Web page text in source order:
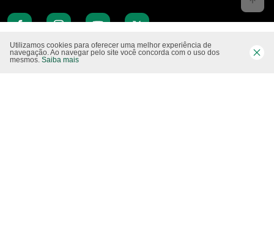
Utilizamos cookies para oferecer uma melhor experiência de
navegação. Ao navegar pelo site você concorda com o uso dos
mesmos. Saiba mais